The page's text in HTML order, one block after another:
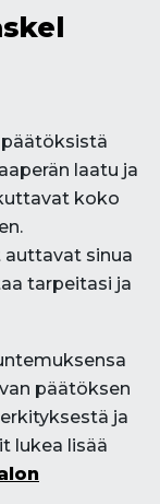
laatu ja
koko
auttavat sinua
tarpeitasi ja
päätöksen
ja
lukea lisää